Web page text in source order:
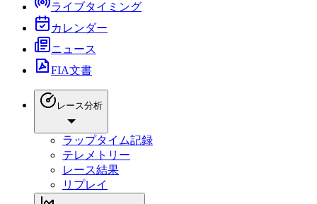
ライブタイミング
カレンダー
ニュース
FIA文書
レース分析
ラップタイム記録
テレメトリー
レース結果
リプレイ